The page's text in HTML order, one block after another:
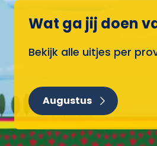
Wat ga jij doen
Bekijk alle uitjes per
Augustus